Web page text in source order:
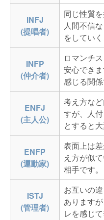
INFJ
(提唱者)
同じ性質
人間不信
をしてい
INFP
(仲介者)
ロマンチ
安心でき
感じる関係
ENFJ
(主人公)
考え方な
すが、人
とすると
ENFP
(運動家)
表面上は
え方が似
相手です。
ISTJ
(管理者)
お互いの
あります
レを感じ